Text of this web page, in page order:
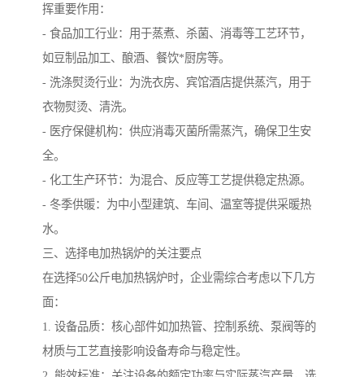
挥重要作用：
- 食品加工行业：用于蒸煮、杀菌、消毒等工艺环节，
如豆制品加工、酿酒、餐饮*厨房等。
- 洗涤熨烫行业：为洗衣房、宾馆酒店提供蒸汽，用于
衣物熨烫、清洗。
- 医疗保健机构：供应消毒灭菌所需蒸汽，确保卫生安
全。
- 化工生产环节：为混合、反应等工艺提供稳定热源。
- 冬季供暖：为中小型建筑、车间、温室等提供采暖热
水。
三、选择电加热锅炉的关注要点
在选择50公斤电加热锅炉时，企业需综合考虑以下几方
面：
1. 设备品质：核心部件如加热管、控制系统、泵阀等的
材质与工艺直接影响设备寿命与稳定性。